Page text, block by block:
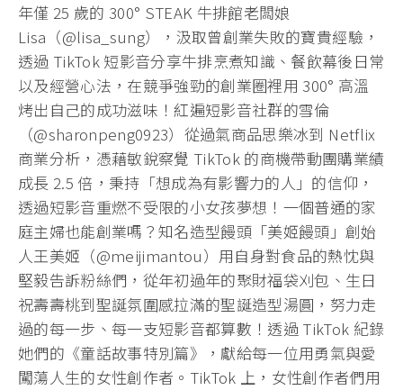
年僅 25 歲的 300° STEAK 牛排館老闆娘
Lisa（@lisa_sung），汲取曾創業失敗的寶貴經驗，
透過 TikTok 短影音分享牛排烹煮知識、餐飲幕後日常
以及經營心法，在競爭強勁的創業圈裡用 300° 高溫
烤出自己的成功滋味！紅遍短影音社群的雪倫
（@sharonpeng0923）從過氣商品思樂冰到 Netflix
商業分析，憑藉敏銳察覺 TikTok 的商機帶動團購業績
成長 2.5 倍，秉持「想成為有影響力的人」的信仰，
透過短影音重燃不受限的小女孩夢想！一個普通的家
庭主婦也能創業嗎？知名造型饅頭「美姬饅頭」創始
人王美姬（@meijimantou）用自身對食品的熱忱與
堅毅告訴粉絲們，從年初過年的聚財福袋刈包、生日
祝壽壽桃到聖誕氛圍感拉滿的聖誕造型湯圓，努力走
過的每一步、每一支短影音都算數！透過 TikTok 紀錄
她們的《童話故事特別篇》，獻給每一位用勇氣與愛
闖蕩人生的女性創作者。TikTok 上，女性創作者們用